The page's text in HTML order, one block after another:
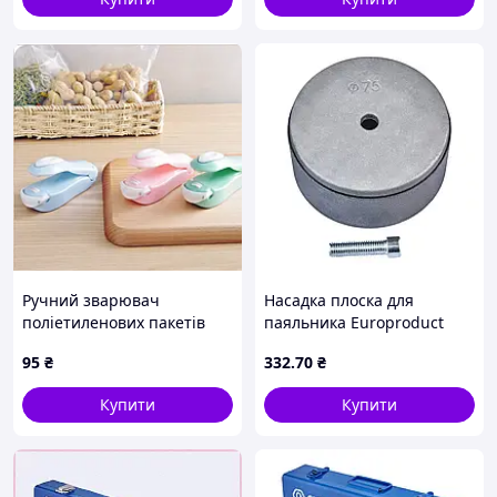
Ручний зварювач
поліетиленових пакетів
95 ₴
Купити
Насадка плоска для
паяльника Europroduct
(EP6105)
332.70 ₴
Купити